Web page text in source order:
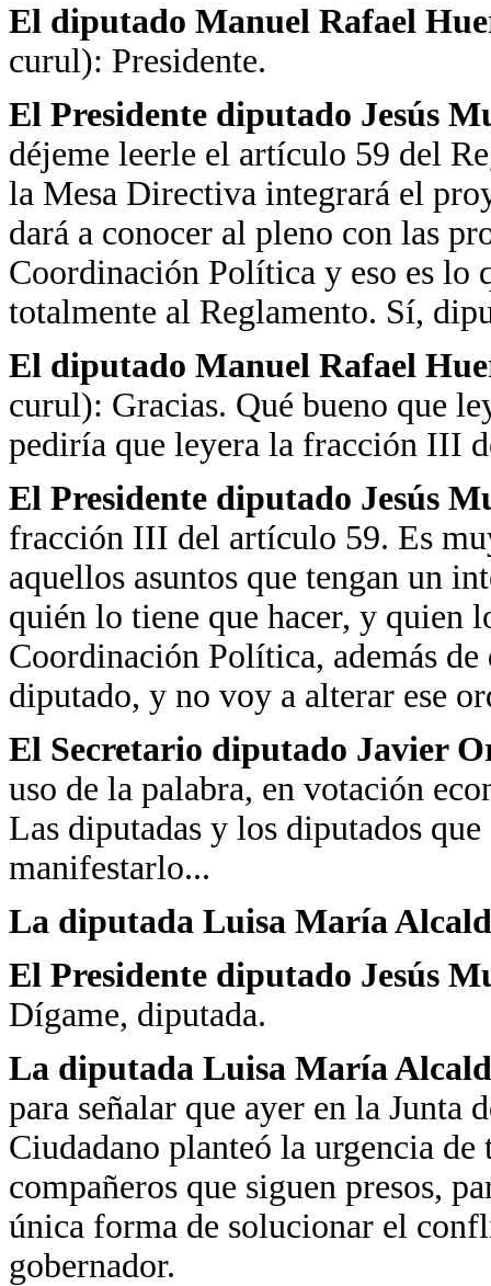
El diputado Manuel Rafael
curul): Presidente.
El Presidente diputado Jesús
déjeme leerle el artículo 59 del
la Mesa Directiva integrará el
dará a conocer al pleno con las
Coordinación Política y eso es lo
totalmente al Reglamento. Sí,
El diputado Manuel Rafael
curul): Gracias. Qué bueno que
pediría que leyera la fracción III
El Presidente diputado Jesús
fracción III del artículo 59. Es
aquellos asuntos que tengan un
quién lo tiene que hacer, y quien
Coordinación Política, además
diputado, y no voy a alterar ese
El Secretario diputado Javier
uso de la palabra, en votación
Las diputadas y los diputados
manifestarlo...
La diputada Luisa María
El Presidente diputado Jesús
Dígame, diputada.
La diputada Luisa María
para señalar que ayer en la
Ciudadano planteó la urgencia
compañeros que siguen presos,
única forma de solucionar el
gobernador.